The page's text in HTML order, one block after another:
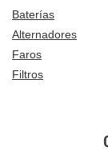
Baterías
Alternadores
Faros
Filtros